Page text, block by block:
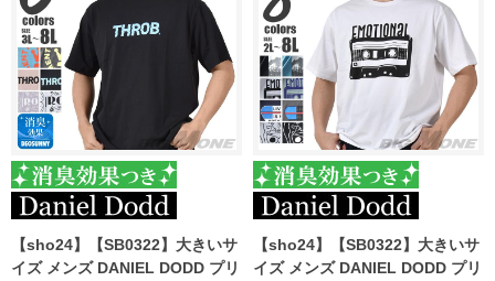
【sho24】【SB0322】大きいサ
イズ メンズ DANIEL DODD プリ
【sho24】【SB0322】大きいサ
イズ メンズ DANIEL DODD プリ